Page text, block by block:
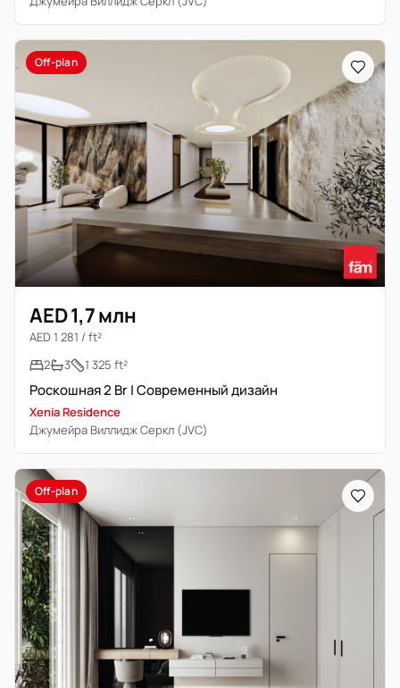
Off-plan
AED 1,7 млн
AED 1 281 / ft²
2
3 1 325 ft²
Роскошная 2 Br | Современный дизайн
Xenia Residence
Джумейра Виллидж Серкл (JVC)
Off-plan